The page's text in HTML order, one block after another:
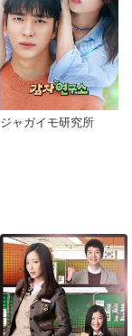
ジャガイモ研究所